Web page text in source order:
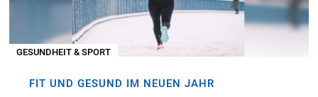
GESUNDHEIT & SPORT
FIT UND GESUND IM NEUEN JAHR